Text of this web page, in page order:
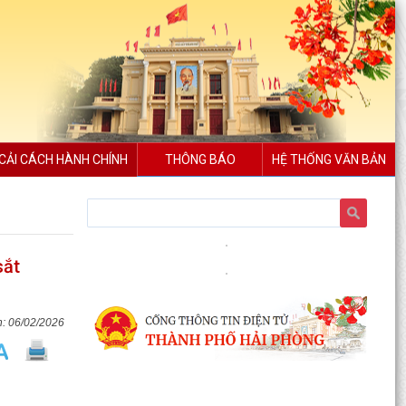
CÁCH HÀNH CHÍNH THÔNG BÁO HỆ THỐNG VĂN BẢN
06/02/2026